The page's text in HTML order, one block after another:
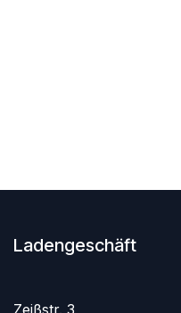
Ladengeschäft